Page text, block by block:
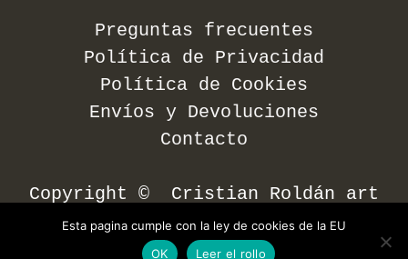
Preguntas frecuentes
Política de Privacidad
Política de Cookies
Envíos y Devoluciones
Contacto
Copyright © Cristian Roldán art
Esta pagina cumple con la ley de cookies de la EU
OK
Leer el rollo